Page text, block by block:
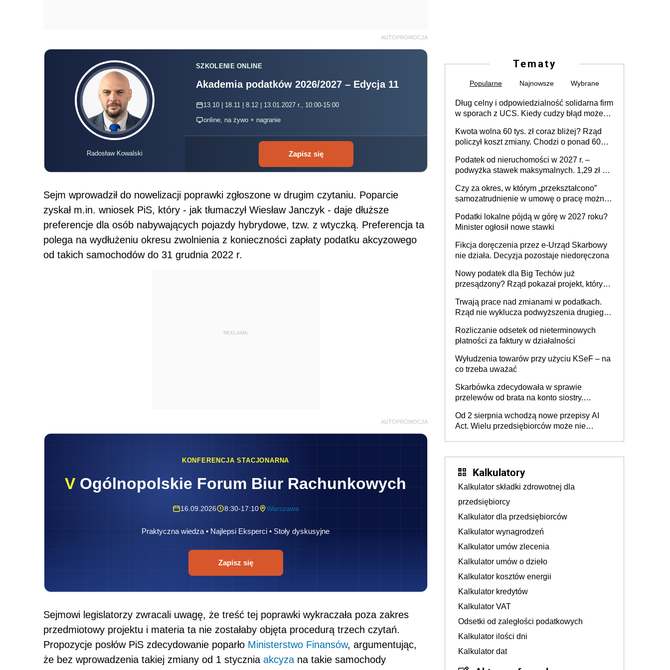
AUTOPROMOCJA
Radosław Kowalski
SZKOLENIE ONLINE
Akademia podatków 2026/2027 – Edycja 11
13.10 | 18.11 | 8.12 | 13.01.2027 r., 10:00-15:00
online, na żywo + nagranie
Zapisz się
Sejm wprowadził do nowelizacji poprawki zgłoszone w drugim czytaniu. Poparcie
zyskał m.in. wniosek PiS, który - jak tłumaczył Wiesław Janczyk - daje dłuższe
preferencje dla osób nabywających pojazdy hybrydowe, tzw. z wtyczką. Preferencja ta
polega na wydłużeniu okresu zwolnienia z konieczności zapłaty podatku akcyzowego
od takich samochodów do 31 grudnia 2022 r.
REKLAMA
AUTOPROMOCJA
KONFERENCJA STACJONARNA
V Ogólnopolskie Forum Biur Rachunkowych
16.09.2026 8:30-17:10 Warszawa
Praktyczna wiedza • Najlepsi Eksperci • Stoły dyskusyjne
Zapisz się
Sejmowi legislatorzy zwracali uwagę, że treść tej poprawki wykraczała poza zakres
przedmiotowy projektu i materia ta nie zostałaby objęta procedurą trzech czytań.
Propozycje posłów PiS zdecydowanie poparło Ministerstwo Finansów, argumentując,
że bez wprowadzenia takiej zmiany od 1 stycznia akcyza na takie samochody
Tematy
Popularne Najnowsze Wybrane
Dług celny i odpowiedzialność solidarna firm
w sporach z UCS. Kiedy cudzy błąd może
Kwota wolna 60 tys. zł coraz bliżej? Rząd
policzył koszt zmiany. Chodzi o ponad 60
Podatek od nieruchomości w 2027 r. –
podwyżka stawek maksymalnych. 1,29 zł za
budynków i lokali związanych z
prowadzeniem działalności gospodarczej
Czy za okres, w którym „przekształcono”
samozatrudnienie w umowę o pracę można
umowy cywilnoprawnej jedynym
racjonalnym wyjściem
Podatki lokalne pójdą w górę w 2027 roku?
Minister ogłosił nowe stawki
Fikcja doręczenia przez e-Urząd Skarbowy
nie działa. Decyzja pozostaje niedoręczona
Nowy podatek dla Big Techów już
przesądzony? Rząd pokazał projekt, który
Trwają prace nad zmianami w podatkach.
Rząd nie wyklucza podwyższenia drugiego
Rozliczanie odsetek od nieterminowych
płatności za faktury w działalności
Wyłudzenia towarów przy użyciu KSeF – na
co trzeba uważać
Skarbówka zdecydowała w sprawie
przelewów od brata na konto siostry.
darowizna, ale podatku jednak nie będzie
Od 2 sierpnia wchodzą nowe przepisy AI
Act. Wielu przedsiębiorców może nie
Kalkulatory
Kalkulator składki zdrowotnej dla
przedsiębiorcy
Kalkulator dla przedsiębiorców
Kalkulator wynagrodzeń
Kalkulator umów zlecenia
Kalkulator umów o dzieło
Kalkulator kosztów energii
Kalkulator kredytów
Kalkulator VAT
Odsetki od zaległości podatkowych
Kalkulator ilości dni
Kalkulator dat